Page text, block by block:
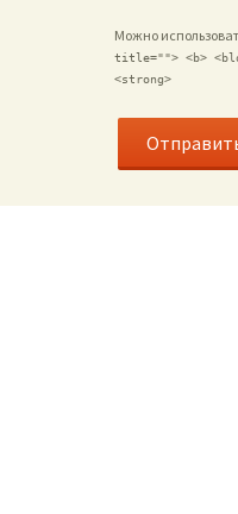
Можно
title=""> <b>
<strong>